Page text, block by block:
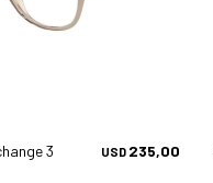
3111u - 8344
USD 235,00